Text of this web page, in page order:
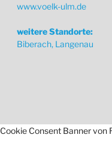
www.voelk-ulm.de
weitere Standorte:
Biberach, Langenau
Cookie Consent Banner von